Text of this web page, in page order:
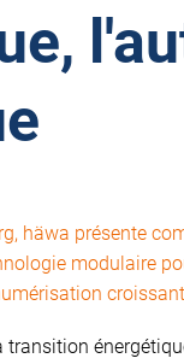
häwa présente
modulaire